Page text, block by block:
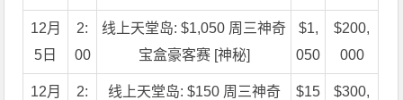
12月
5日
2:
00
线上天堂岛: $1,050 周三神奇
宝盒豪客赛 [神秘]
$1,
050
$200,
000
12月
2:
线上天堂岛: $150 周三神奇
$15
$300,